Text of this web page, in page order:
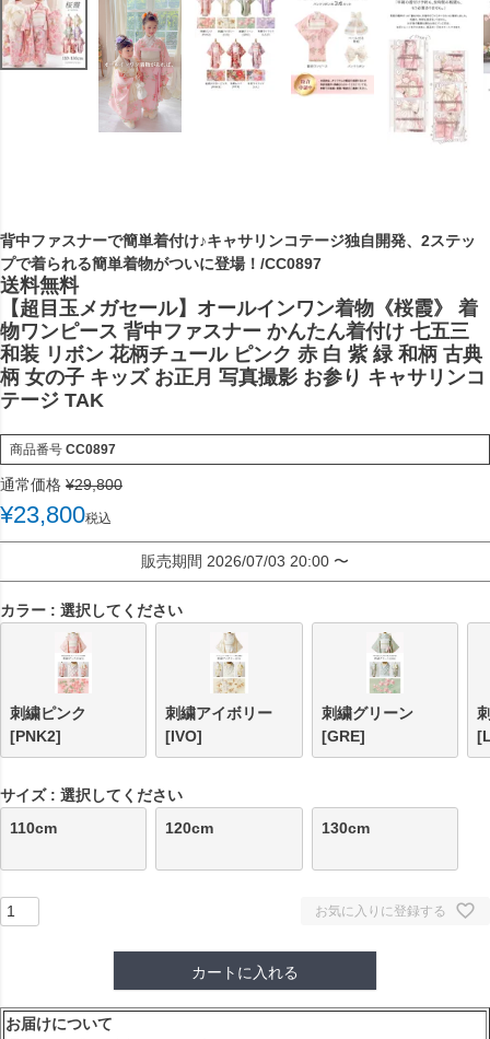
背中ファスナーで簡単着付け♪キャサリンコテージ独自開発、2ステッ
プで着られる簡単着物がついに登場！/CC0897
送料無料
【超目玉メガセール】オールインワン着物《桜霞》 着
物ワンピース 背中ファスナー かんたん着付け 七五三
和装 リボン 花柄チュール ピンク 赤 白 紫 緑 和柄 古典
柄 女の子 キッズ お正月 写真撮影 お参り キャサリンコ
テージ TAK
商品番号 CC0897
通常価格 ¥29,800
¥23,800税込
販売期間 2026/07/03 20:00 〜
カラー 選択してください
刺繍ピンク
[PNK2]
刺繍アイボリー
[IVO]
刺繍グリーン
[GRE]
サイズ
選択してください
110cm
120cm 130cm
お気に入りに登録する
カートに入れる
お届けについて